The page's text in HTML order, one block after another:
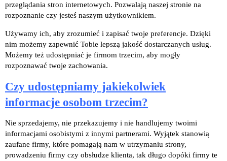
przeglądania stron internetowych. Pozwalają naszej stronie na
rozpoznanie czy jesteś naszym użytkownikiem.
Używamy ich, aby zrozumieć i zapisać twoje preferencje. Dzięki
nim możemy zapewnić Tobie lepszą jakość dostarczanych usług.
Możemy też udostępniać je firmom trzecim, aby mogły
rozpoznawać twoje zachowania.
Czy udostępniamy jakiekolwiek
informacje osobom trzecim?
Nie sprzedajemy, nie przekazujemy i nie handlujemy twoimi
informacjami osobistymi z innymi partnerami. Wyjątek stanowią
zaufane firmy, które pomagają nam w utrzymaniu strony,
prowadzeniu firmy czy obsłudze klienta, tak długo dopóki firmy te